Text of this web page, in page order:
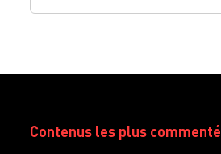
Contenus les plus